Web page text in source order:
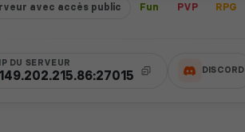
avec accès public Fun PVP RPG
IP DU SERVEUR
149.202.215.86:27015 DISCORD